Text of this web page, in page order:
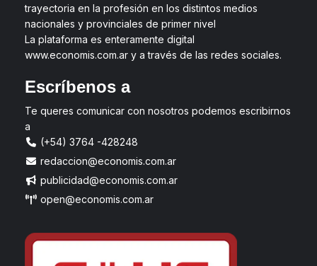
trayectoria en la profesión en los distintos medios
nacionales y provinciales de primer nivel
La plataforma es enteramente digital
www.economis.com.ar y a través de las redes sociales.
Escríbenos a
Te queres comunicar con nosotros podemos escribirnos
a
(+54) 3764 -428248
redaccion@economis.com.ar
publicidad@economis.com.ar
open@economis.com.ar